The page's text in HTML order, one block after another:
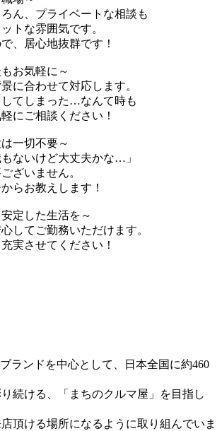
ん、プライベートな相談も
トな雰囲気です。
、居心地抜群です！
お気軽に～
に合わせて対応します。
てしまった…なんて時も
にご相談ください！
一切不要～
ないけど大丈夫かな…」
ざいません。
らお教えします！
定した生活を～
してご勤務いただけます。
実させてください！
ランドを中心として、日本全国に約460
続ける、「まちのクルマ屋」を目指し
頂ける場所になるように取り組んでいま